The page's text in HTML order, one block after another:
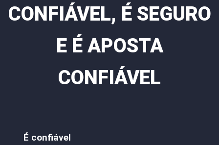
CONFIÁVEL, É SEGURO
E É APOSTA
CONFIÁVEL
É confiável